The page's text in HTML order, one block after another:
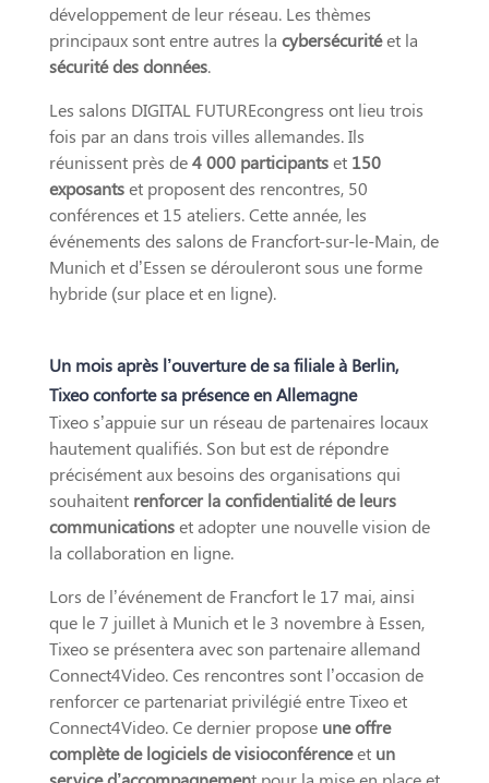
développement de leur réseau. Les thèmes
principaux sont entre autres la cybersécuritéet la
sécurité des données.
Les salons DIGITAL FUTUREcongress ont lieu trois
fois par an dans trois villes allemandes. Ils
réunissent près de4 000 participantset 150
exposantset proposent des rencontres, 50
conférences et 15 ateliers. Cette année, les
événements des salons de Francfort-sur-le-Main, de
Munich et d’Essen se dérouleront sous une forme
hybride (sur place et en ligne).
Un mois après l’ouverture de sa filiale à Berlin,
Tixeo conforte sa présence en Allemagne
Tixeo s’appuie sur un réseau de partenaires locaux
hautement qualifiés. Son but est de répondre
précisément aux besoins des organisations qui
souhaitent renforcer la confidentialité de leurs
communicationset adopter une nouvelle vision de
la collaboration en ligne.
Lors de l’événement de Francfort le 17 mai, ainsi
que le 7 juillet à Munich et le 3 novembre à Essen,
Tixeo se présentera avec son partenaire allemand
Connect4Video. Ces rencontres sont l’occasion de
renforcer ce partenariat privilégié entre Tixeo et
Connect4Video. Ce dernier propose une offre
complète de logiciels de visioconférenceet un